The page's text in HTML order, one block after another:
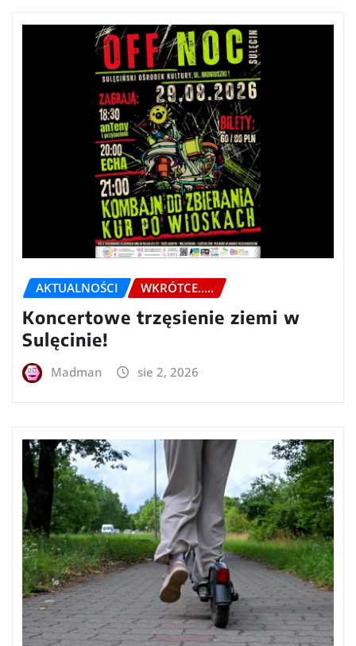
AKTUALNOŚCI WKRÓTCE.....
Koncertowe trzęsienie ziemi w
Sulęcinie!
Madman sie 2, 2026